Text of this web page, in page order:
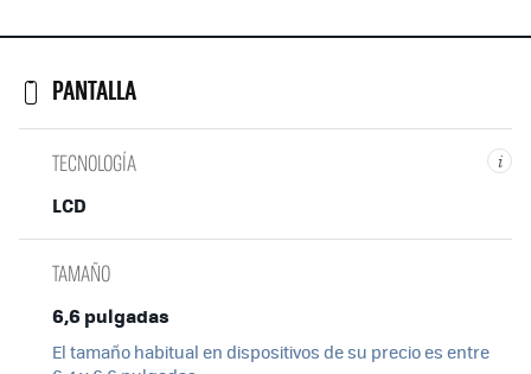
PANTALLA
i
TECNOLOGÍA
LCD
TAMAÑO
6,6 pulgadas
El tamaño habitual en dispositivos de su precio es entre